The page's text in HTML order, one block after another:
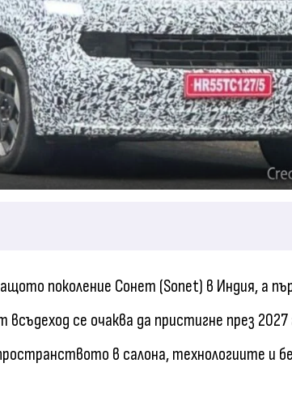
поколение Сонет (Sonet) в Индия, а
се очаква да пристигне през
в салона, технологиите и